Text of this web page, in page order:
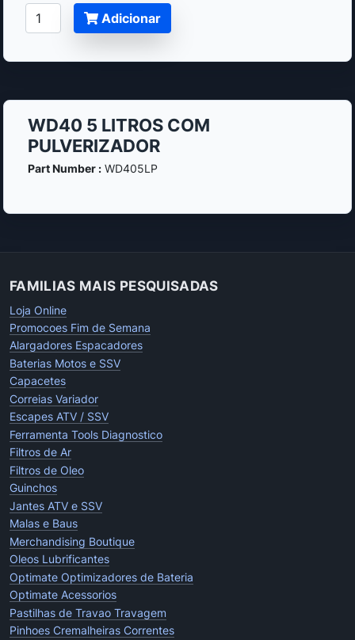
Adicionar
WD40 5 LITROS COM
PULVERIZADOR
Part Number :WD405LP
FAMILIAS MAIS PESQUISADAS
Loja Online
Promocoes Fim de Semana
Alargadores Espacadores
Baterias Motos e SSV
Capacetes
Correias Variador
Escapes ATV / SSV
Ferramenta Tools Diagnostico
Filtros de Ar
Filtros de Oleo
Guinchos
Jantes ATV e SSV
Malas e Baus
Merchandising Boutique
Oleos Lubrificantes
Optimate Optimizadores de Bateria
Optimate Acessorios
Pastilhas de Travao Travagem
Pinhoes Cremalheiras Correntes